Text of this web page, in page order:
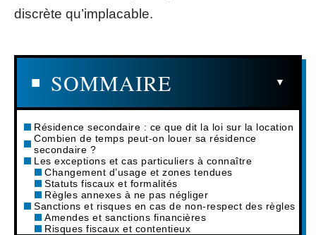
discrète qu’implacable.
SOMMAIRE
Résidence secondaire : ce que dit la loi sur la location
Combien de temps peut-on louer sa résidence
secondaire ?
Les exceptions et cas particuliers à connaître
Changement d’usage et zones tendues
Statuts fiscaux et formalités
Règles annexes à ne pas négliger
Sanctions et risques en cas de non-respect des règles
Amendes et sanctions financières
Risques fiscaux et contentieux